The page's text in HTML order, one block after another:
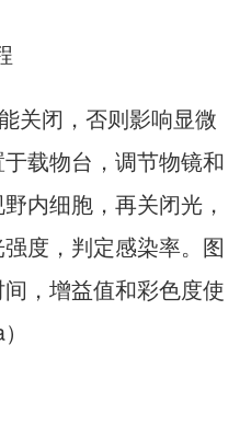
关闭，否则影响显微
载物台，调节物镜和
内细胞，再关闭光，
度，判定感染率。图
，增益值和彩色度使